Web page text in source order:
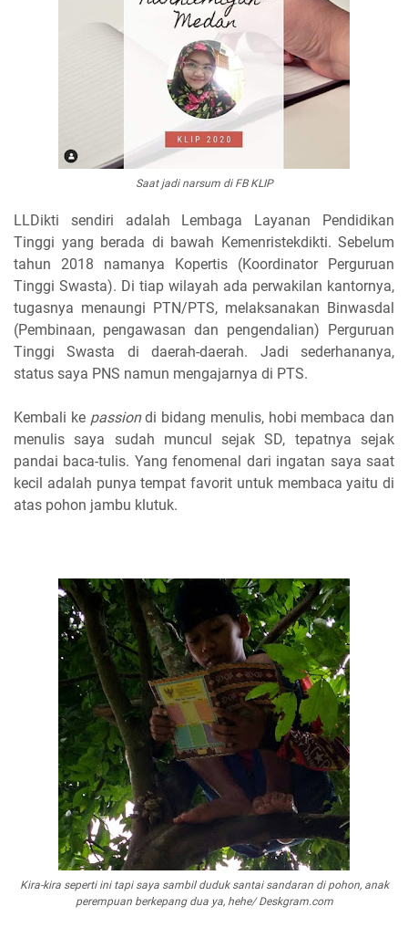
Saat jadi narsum di FB KLIP
LLDikti sendiri adalah Lembaga Layanan Pendidikan
Tinggi yang berada di bawah Kemenristekdikti. Sebelum
tahun 2018 namanya Kopertis (Koordinator Perguruan
Tinggi Swasta). Di tiap wilayah ada perwakilan kantornya,
tugasnya menaungi PTN/PTS, melaksanakan Binwasdal
(Pembinaan, pengawasan dan pengendalian) Perguruan
Tinggi Swasta di daerah-daerah. Jadi sederhananya,
status saya PNS namun mengajarnya di PTS.
Kembali ke passiondi bidang menulis, hobi membaca dan
menulis saya sudah muncul sejak SD, tepatnya sejak
pandai baca-tulis. Yang fenomenal dari ingatan saya saat
kecil adalah punya tempat favorit untuk membaca yaitu di
atas pohon jambu klutuk.
Kira-kira seperti ini tapi saya sambil duduk santai sandaran di pohon, anak
perempuan berkepang dua ya, hehe/ Deskgram.com